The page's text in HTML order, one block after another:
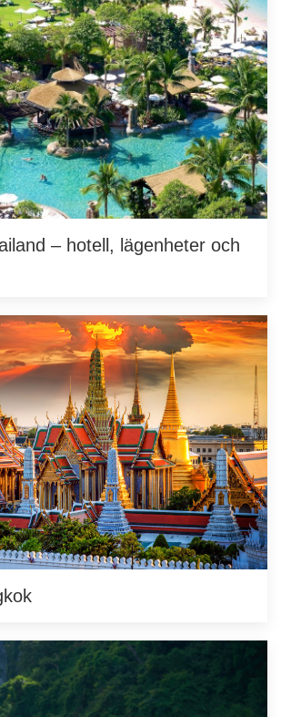
– hotell, lägenheter och